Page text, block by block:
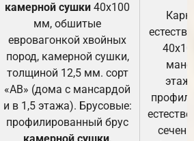
камерной сушки 40х100
мм, обшитые
евровагонкой хвойных
пород, камерной сушки,
толщиной 12,5 мм. сорт
«АВ» (дома с мансардой
и в 1,5 этажа). Брусовые:
профилированный брус